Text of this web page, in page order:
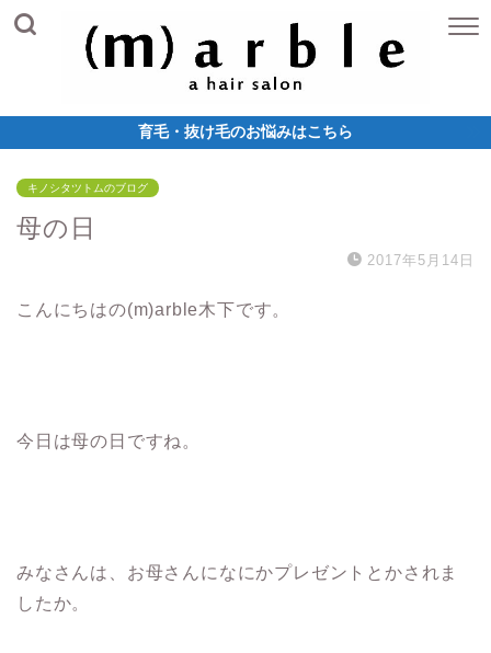
育毛・抜け毛のお悩みはこちら
キノシタツトムのブログ
母の日
2017年5月14日
こんにちはの(m)arble木下です。
今日は母の日ですね。
みなさんは、お母さんになにかプレゼントとかされま
したか。